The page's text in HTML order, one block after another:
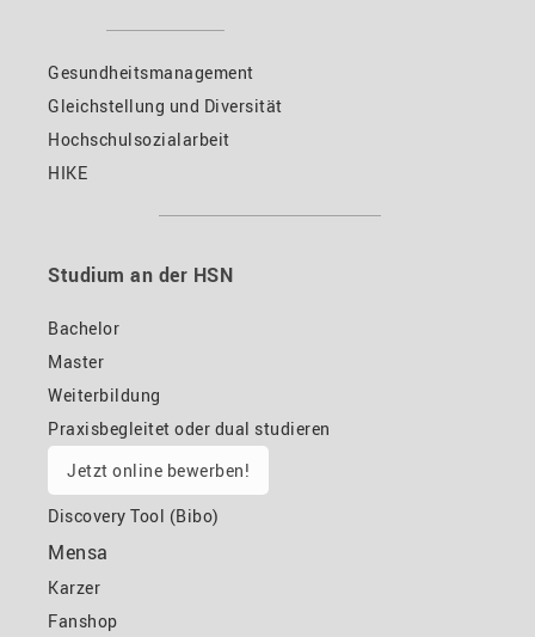
Gesundheitsmanagement
Gleichstellung und Diversität
Hochschulsozialarbeit
HIKE
Studium an der HSN
Bachelor
Master
Weiterbildung
Praxisbegleitet oder dual studieren
Jetzt online bewerben!
Discovery Tool (Bibo)
Mensa
Karzer
Fanshop